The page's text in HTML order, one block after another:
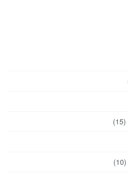
(15)
(10)